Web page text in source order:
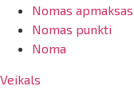
Nomas
Nomas punkti
Noma
Veikals